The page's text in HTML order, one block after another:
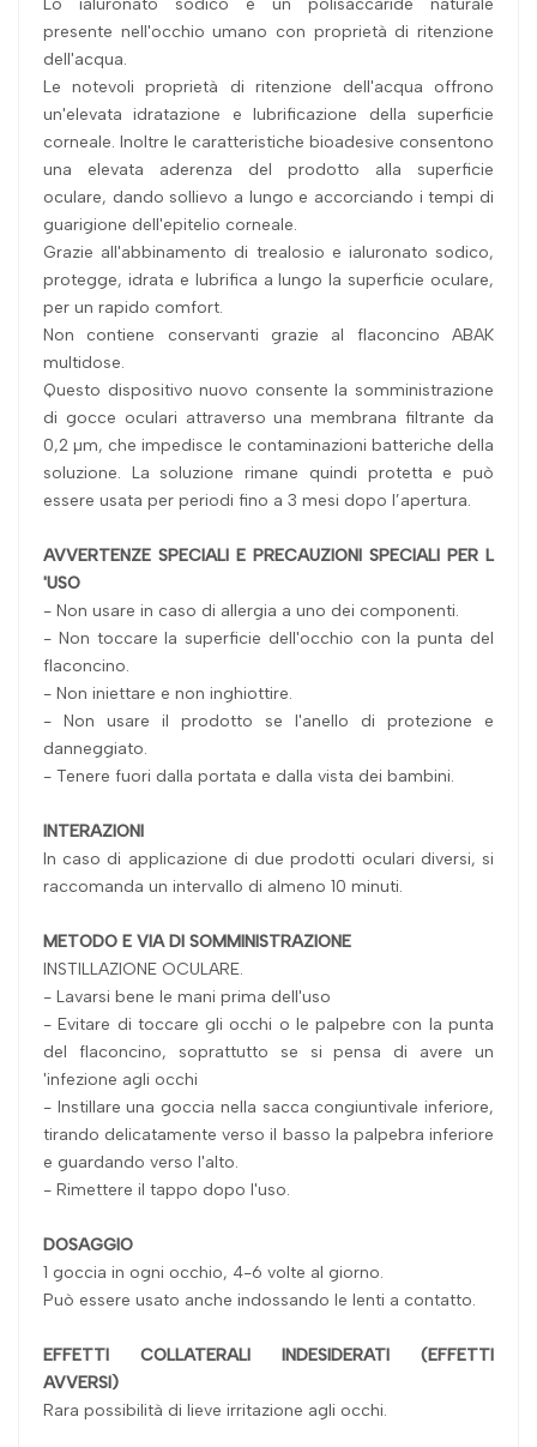
presente nell'occhio umano con proprietà di ritenzione
dell'acqua.
Le notevoli proprietà di ritenzione dell'acqua offrono
un'elevata idratazione e lubrificazione della superficie
corneale. Inoltre le caratteristiche bioadesive consentono
una elevata aderenza del prodotto alla superficie
oculare, dando sollievo a lungo e accorciando i tempi di
guarigione dell'epitelio corneale.
Grazie all'abbinamento di trealosio e ialuronato sodico,
protegge, idrata e lubrifica a lungo la superficie oculare,
per un rapido comfort.
Non contiene conservanti grazie al flaconcino ABAK
multidose.
Questo dispositivo nuovo consente la somministrazione
di gocce oculari attraverso una membrana filtrante da
0,2 µm, che impedisce le contaminazioni batteriche della
soluzione. La soluzione rimane quindi protetta e può
essere usata per periodi fino a 3 mesi dopo l’apertura.
AVVERTENZE SPECIALI E PRECAUZIONI SPECIALI PER L
'USO
- Non usare in caso di allergia a uno dei componenti.
- Non toccare la superficie dell'occhio con la punta del
flaconcino.
- Non iniettare e non inghiottire.
- Non usare il prodotto se l'anello di protezione e
danneggiato.
- Tenere fuori dalla portata e dalla vista dei bambini.
INTERAZIONI
In caso di applicazione di due prodotti oculari diversi, si
raccomanda un intervallo di almeno 10 minuti.
METODO E VIA DI SOMMINISTRAZIONE
INSTILLAZIONE OCULARE.
- Lavarsi bene le mani prima dell'uso
- Evitare di toccare gli occhi o le palpebre con la punta
del flaconcino, soprattutto se si pensa di avere un
'infezione agli occhi
- Instillare una goccia nella sacca congiuntivale inferiore,
tirando delicatamente verso il basso la palpebra inferiore
e guardando verso l'alto.
- Rimettere il tappo dopo l'uso.
DOSAGGIO
1 goccia in ogni occhio, 4-6 volte al giorno.
Può essere usato anche indossando le lenti a contatto.
EFFETTI COLLATERALI INDESIDERATI (EFFETTI
AVVERSI)
Rara possibilità di lieve irritazione agli occhi.